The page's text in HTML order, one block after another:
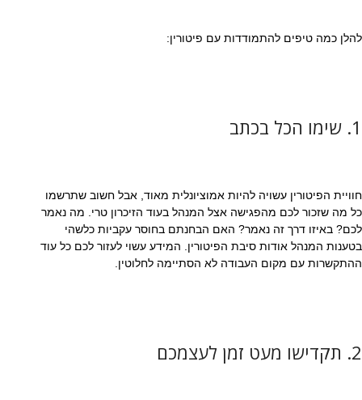
להלן כמה טיפים להתמודדות עם פיטורין:
1. שימו הכל בכתב
חוויית הפיטורין עשויה להיות אמוציונלית מאוד, אבל חשוב שתרשמו
כל מה שזכור לכם מהפגישה אצל המנהל בעוד הזיכרון טרי. מה נאמר
לכם? באיזו דרך זה נאמר? האם הבחנתם בחוסר עקביות כלשהי
בטענות המנהל אודות סיבת הפיטורין. המידע עשוי לעזור לכם כל עוד
ההתקשרות עם מקום העבודה לא הסתיימה לחלוטין.
2. תקדישו מעט זמן לעצמכם